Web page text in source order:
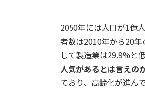
2050年には人口が1億
者数は2010年から20
して製造業は29.9%と
人気があるとは言えの
ており、高齢化が進んで